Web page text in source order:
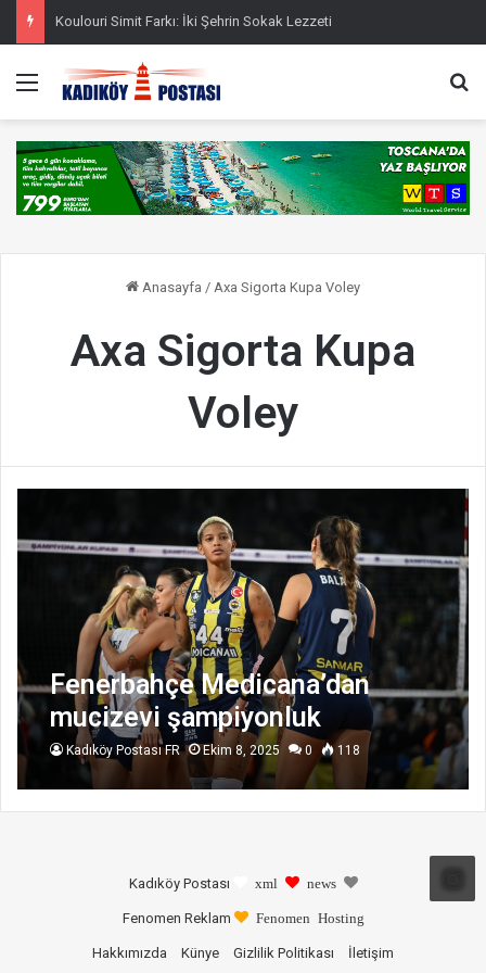
Koulouri Simit Farkı: İki Şehrin Sokak Lezzeti
Menü
Anasayfa / Axa Sigorta Kupa Voley
Axa Sigorta Kupa
Voley
Fenerbahçe Medicana’dan
mucizevi şampiyonluk
Kadıköy Postası FR Ekim 8, 2025 0 118
Kadıköy Postası xml news
Fenomen Reklam Fenomen Hosting
Hakkımızda Künye Gizlilik Politikası İletişim